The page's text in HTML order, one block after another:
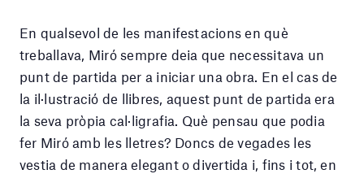
En qualsevol de les manifestacions en què
treballava, Miró sempre deia que necessitava un
punt de partida per a iniciar una obra. En el cas de
la il·lustració de llibres, aquest punt de partida era
la seva pròpia cal·ligrafia. Què pensau que podia
fer Miró amb les lletres? Doncs de vegades les
vestia de manera elegant o divertida i, fins i tot, en